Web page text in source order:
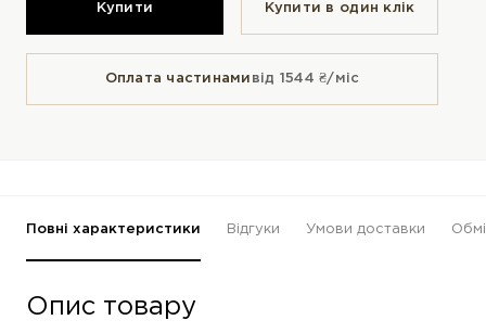
Купити Купити в один клiк
Оплата частинами від 1544 ₴/міс
Повні характеристики Відгуки Умови доставки
Опис товару